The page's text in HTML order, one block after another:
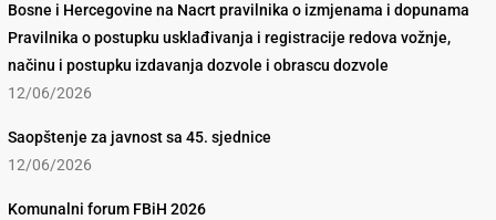
Bosne i Hercegovine na Nacrt pravilnika o izmjenama i dopunama
Pravilnika o postupku usklađivanja i registracije redova vožnje,
načinu i postupku izdavanja dozvole i obrascu dozvole
12/06/2026
Saopštenje za javnost sa 45. sjednice
12/06/2026
Komunalni forum FBiH 2026